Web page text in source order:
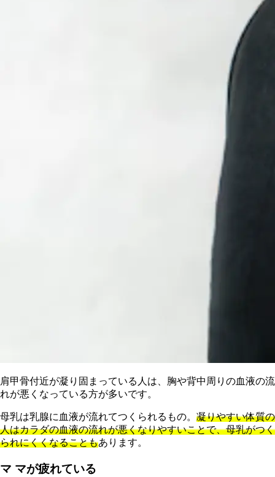
肩甲骨付近が凝り固まっている人は、胸や背中周りの血液の流
れが悪くなっている方が多いです。
母乳は乳腺に血液が流れてつくられるもの。 凝りやすい体質の
人はカラダの血液の流れが悪くなりやすいことで、母乳がつく
られにくくなることもあります。
マ マが疲れている